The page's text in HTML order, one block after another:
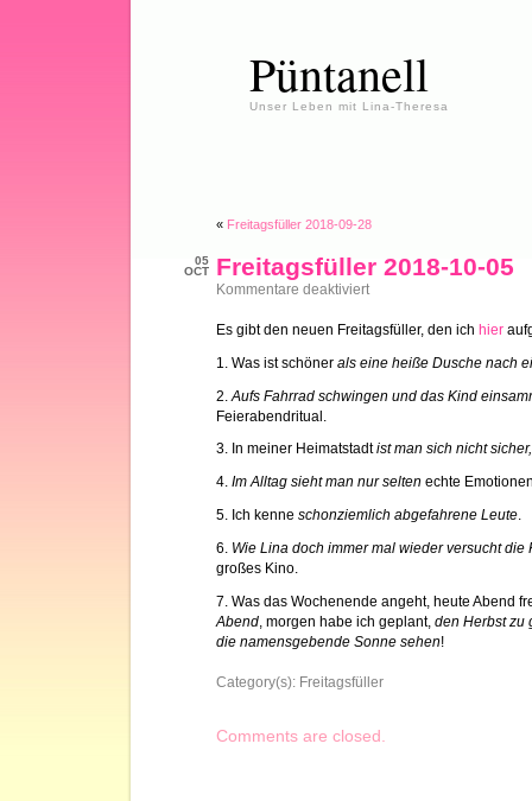
Püntanell
Unser Leben mit Lina-Theresa
« Freitagsfüller 2018-09-28
05
OCT
Freitagsfüller 2018-10-05
Kommentare deaktiviertfür
10-
Es gibt den neuen Freitagsfüller, den ich hier
1. Was ist schöner als eine heiße Dusche nach
2. Aufs Fahrrad schwingen und das Kind
Feierabendritual.
3. In meiner Heimatstadtist man sich nicht
4. Im Alltag sieht man nur selten echte
5. Ich kenne schonziemlich abgefahrene Leute.
6. Wie Lina doch immer mal wieder versucht
großes Kino.
7. Was das Wochenende angeht, heute Abend
Abend , morgen habe ich geplant, den Herbst zu
die namensgebende Sonne sehen!
Category(s): Freitagsfüller
Comments are closed.